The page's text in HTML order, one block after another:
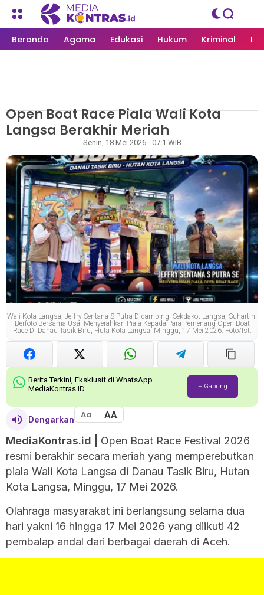
Beranda Agama Edukasi Hukum Kriminal
MEDIAKONTRAS.ID /LANGSA
Open Boat Race Piala Wali Kota
Langsa Berakhir Meriah
Senin, 18 Mei 2026 - 07:1 WIB
Wali Kota Langsa, Jeffry Sentana S Putra Didampingi Sekdakot Langsa, Suhartini
Berfoto Bersama Usai Menyerahkan Piala Kepada Para Pemenang Open Boat
Race Di Danau Tasik Biru, Huta Kota Langsa, Minggu, 17 Mei 2026. Foto/ist.
Berita Terkini, Eksklusif di WhatsApp
MediaKontras.ID
+ Gabung
Dengarkan Aa AA
MediaKontras.id |
Open Boat Race Festival 2026
resmi berakhir secara meriah yang memperebutkan
piala Wali Kota Langsa di Danau Tasik Biru, Hutan
Kota Langsa, Minggu, 17 Mei 2026.
Olahraga masyarakat ini berlangsung selama dua
hari yakni 16 hingga 17 Mei 2026 yang diikuti 42
pembalap andal dari berbagai daerah di Aceh.